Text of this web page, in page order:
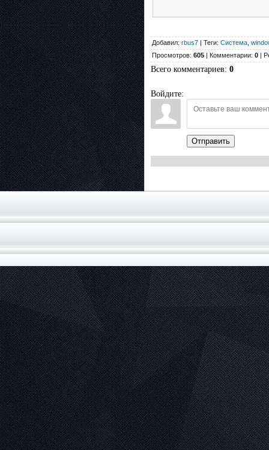
Добавил: rbus7 | Теги: Система
Просмотров: 605 | Комментарии: 0 |
Всего комментариев: 0
Войдите:
Отправить